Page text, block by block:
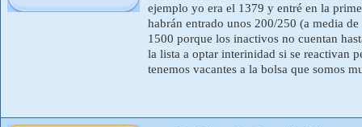
ejemplo yo era el 1379 y entré en la
habrán entrado unos 200/250 (a media
1500 porque los inactivos no cuentan
la lista a optar interinidad si se reactivan
tenemos vacantes a la bolsa que somos